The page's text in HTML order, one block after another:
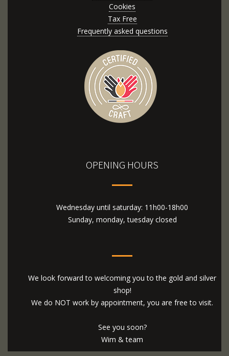
Cookies
Tax Free
Frequently asked questions
OPENING HOURS
Wednesday until saturday: 11h00-18h00
Sunday, monday, tuesday closed
We look forward to welcoming you to the gold and silver
shop!
We do NOT work by appointment, you are free to visit.
See you soon?
Wim & team